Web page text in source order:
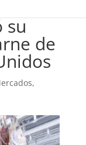
su
de
,